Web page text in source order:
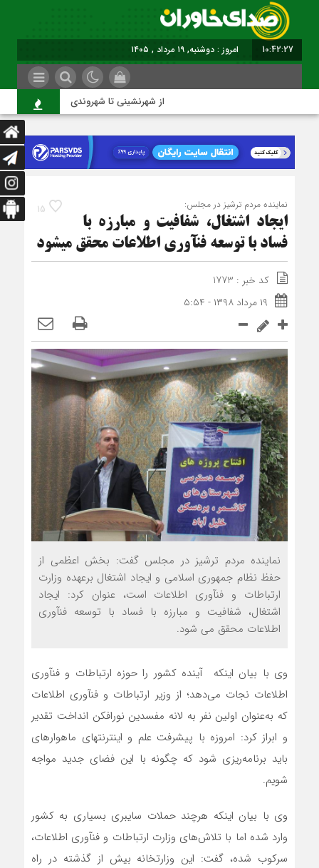
10:42:27 امروز : دوشنبه, ۱۹ مرداد , ۱۴۰۵
از شهرنشینی تا شهروندی
15 نماينده مردم ترشيز در مجلس:
ايجاد اشتغال، شفافيت و مبارزه با
فساد با توسعه فن‎آوري اطلاعات محقق مي‏شود
کد خبر : 1773
۱۹ مرداد ۱۳۹۸ - ۵:۵۴
نماينده مردم ترشيز در مجلس گفت: بخش اعظمي از
حفظ نظام جمهوري اسلامي و ايجاد اشتغال برعهده وزارت
ارتباطات و فن‎آوري اطلاعات است، عنوان کرد: ايجاد
اشتغال، شفافيت و مبارزه با فساد با توسعه فن‎آوري
اطلاعات محقق مي شود.
وي با بيان اينکه آينده کشور را حوزه ارتباطات و فن‎آوري
اطلاعات نجات مي‌دهد؛ از وزير ارتباطات و فن‎آوري اطلاعات
که به‌عنوان اولين نفر به لانه مفسدين نورافکن انداخت تقدير
و ابراز کرد: امروزه با پيشرفت علم و اينتر‎نت‎هاي ماهواره‎اي
بايد برنامه‌ريزي شود که چگونه با اين فضاي جديد مواجه
شويم.
وي با بيان اينکه هرچند حملات سايبري بسياري به کشور
وارد شده اما با تلاش‌هاي وزارت ارتباطات و فن‎آوري اطلاعات،
سرکوب شده، گفت: اين وزارتخانه بيش از گذشته در راه